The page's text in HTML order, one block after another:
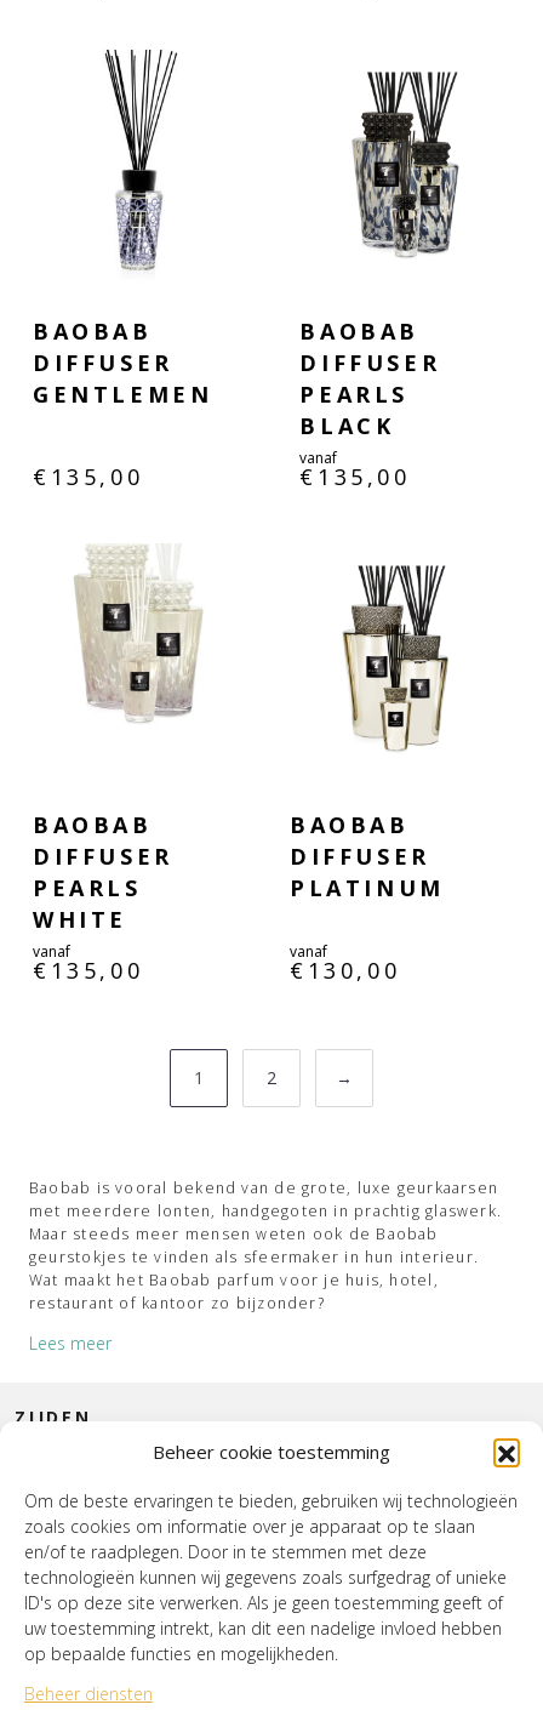
Beheer cookie toestemming
Om de beste ervaringen te bieden, gebruiken wij technologieën
zoals cookies om informatie over je apparaat op te slaan
en/of te raadplegen. Door in te stemmen met deze
technologieën kunnen wij gegevens zoals surfgedrag of unieke
ID's op deze site verwerken. Als je geen toestemming geeft of
uw toestemming intrekt, kan dit een nadelige invloed hebben
op bepaalde functies en mogelijkheden.
Beheer diensten
BAOBAB
DIFFUSER
GENTLEMEN
€ 135,00
BAOBAB
DIFFUSER
PEARLS
BLACK
vanaf
€ 135,00
BAOBAB
DIFFUSER
PEARLS
WHITE
vanaf
€ 135,00
BAOBAB
DIFFUSER
PLATINUM
vanaf
€ 130,00
1 2 →
Baobab is vooral bekend van de grote, luxe geurkaarsen
met meerdere lonten, handgegoten in prachtig glaswerk.
Maar steeds meer mensen weten ook de Baobab
geurstokjes te vinden als sfeermaker in hun interieur.
Wat maakt het Baobab parfum voor je huis, hotel,
restaurant of kantoor zo bijzonder?
door heel Europa. Zij kiezen de meest hoogwaardige
grondstoffen: zo komt het mondgeblazen glaswerk uit
Polen en de parfums uit geurenhoofdstad Grasse in
Frankrijk. De ontwerpen van de diffusers van Baobab
geurstokjes ontspruiten op de Belgische tekentafel, waar
ook de decoratieve verpakkingen vandaan komen.
GEURCOMBINATIES BAOBAB PARFUM
Lees meer
HOUSE OF WURPEL
OPENINGSTIJDEN
ZIJDEN
INTERIEUR